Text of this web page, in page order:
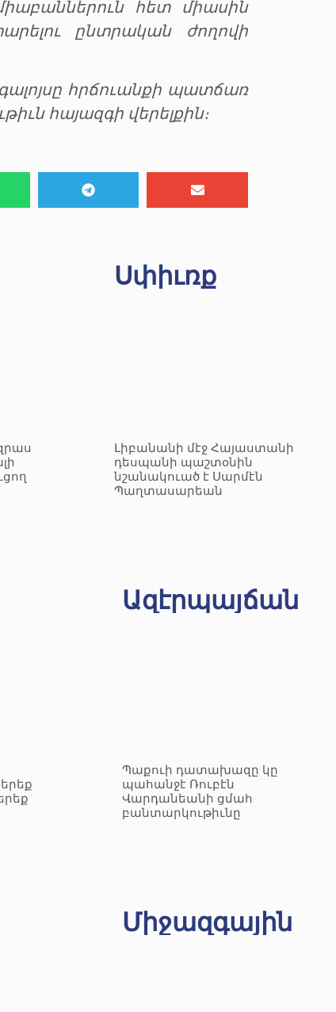
հետ միասին
ընտրական ժողովի
հրճուանքի պատճառ
հայազգի վերելքին։
Սփիւռք
Լիբանանի մէջ Հայաստանի
դեսպանի պաշտօնին
նշանակուած է Սարմէն
Պաղտասարեան
Ազէրպայճան
Պաքուի դատախազը կը
պահանջէ Ռուբէն
Վարդանեանի ցմահ
բանտարկութիւնը
Միջազգային